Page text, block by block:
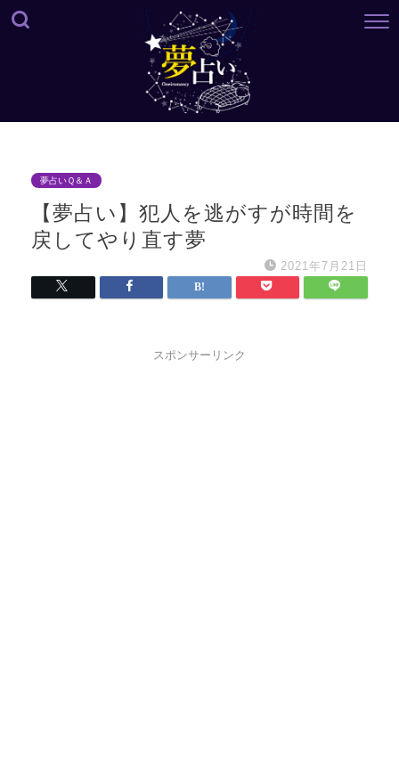
夢占いＱ＆Ａ
【夢占い】犯人を逃がすが時間を
戻してやり直す夢
2021年7月21日
スポンサーリンク